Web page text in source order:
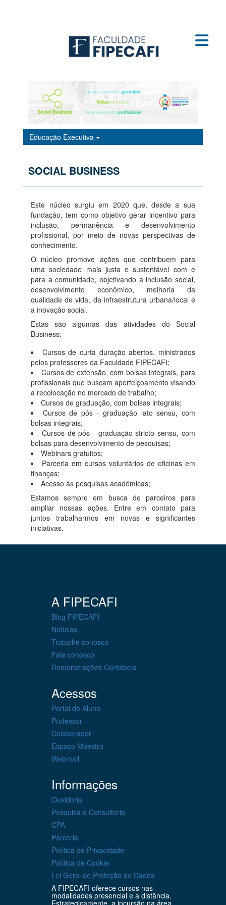
Educação Executiva
Certificados - Educação Executiva EAD
Ensino a Distância
Ambiente Virtual
Aluno
Professor
Candidato
Vagas de Estágio
Assessoria de Imprensa
Biblioteca
Bolsa social
CPA
Consulta Pública de Registro de Diplomas
Certificados - Educação Executiva EAD
Ambiente Virtual
Revista Fipecafi
Seguro Educacional
Trabalhe conosco
Colaborador
Locação de Salas
Projetos Contratados
Educação Executiva
SOCIAL BUSINESS
Este núcleo surgiu em 2020 que, desde a sua
fundação, tem como objetivo gerar incentivo para
inclusão, permanência e desenvolvimento
profissional, por meio de novas perspectivas de
conhecimento.
O núcleo promove ações que contribuem para
uma sociedade mais justa e sustentável com e
para a comunidade, objetivando a inclusão social,
desenvolvimento econômico, melhoria da
qualidade de vida, da infraestrutura urbana/local e
a inovação social.
Estas são algumas das atividades do Social
Business:
Cursos de curta duração abertos, ministrados
pelos professores da Faculdade FIPECAFI;
Cursos de extensão, com bolsas integrais, para
profissionais que buscam aperfeiçoamento visando
a recolocação no mercado de trabalho;
Cursos de graduação, com bolsas integrais;
Cursos de pós - graduação lato sensu, com
bolsas integrais;
Cursos de pós - graduação stricto sensu, com
bolsas para desenvolvimento de pesquisas;
Webinars gratuitos;
Parceria em cursos voluntários de oficinas em
finanças;
Acesso às pesquisas acadêmicas;
Estamos sempre em busca de parceiros para
ampliar nossas ações. Entre em contato para
juntos trabalharmos em novas e significantes
iniciativas.
A FIPECAFI
Blog FIPECAFI
Notícias
Trabalhe conosco
Fale conosco
Demonstrações Contábeis
Acessos
Portal do Aluno
Professor
Colaborador
Espaço Maestro
Webmail
Informações
Ouvidoria
Pesquisa e Consultoria
CPA
Parceria
Política de Privacidade
Política de Cookie
Lei Geral de Proteção de Dados
A FIPECAFI oferece cursos nas
modalidades presencial e a distância.
Estrategicamente, a incursão na área